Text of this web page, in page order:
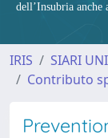
dell’Insubria
IRIS
SIARI
Contributo